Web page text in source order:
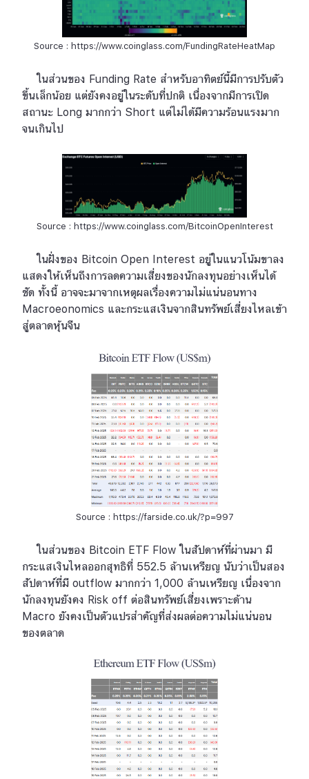
Source : https://www.coinglass.com/FundingRateHeatMap
ในส่วนของ Funding Rate สำหรับอาทิตย์นี้มีการปรับตัว
ขึ้นเล็กน้อย แต่ยังคงอยู่ในระดับที่ปกติ เนื่องจากมีการเปิด
สถานะ Long มากกว่า Short แต่ไม่ได้มีความร้อนแรงมาก
จนเกินไป
Source : https://www.coinglass.com/BitcoinOpenInterest
ในฝั่งของ Bitcoin Open Interest อยู่ในแนวโน้มขาลง
แสดงให้เห็นถึงการลดความเสี่ยงของนักลงทุนอย่างเห็นได้
ชัด ทั้งนี้ อาจจะมาจากเหตุผลเรื่องความไม่แน่นอนทาง
Macroeonomics และกระแสเงินจากสินทรัพย์เสี่ยงไหลเข้า
สู่ตลาดหุ้นจีน
Source : https://farside.co.uk/?p=997
ในส่วนของ Bitcoin ETF Flow ในสัปดาห์ที่ผ่านมา มี
กระแสเงินไหลออกสุทธิที่ 552.5 ล้านเหรียญ นับว่าเป็นสอง
สัปดาห์ที่มี outflow มากกว่า 1,000 ล้านเหรียญ เนื่องจาก
นักลงทุนยังคง Risk off ต่อสินทรัพย์เสี่ยงเพราะด้าน
Macro ยังคงเป็นตัวแปรสำคัญที่ส่งผลต่อความไม่แน่นอน
ของตลาด